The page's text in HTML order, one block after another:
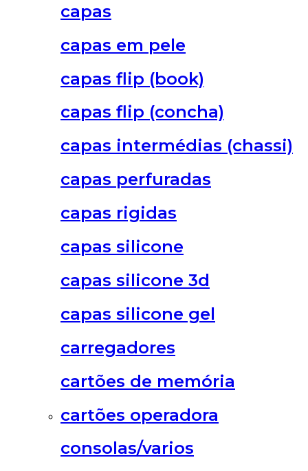
capas
capas em pele
capas flip (book)
capas flip (concha)
capas intermédias (chassi)
capas perfuradas
capas rigidas
capas silicone
capas silicone 3d
capas silicone gel
carregadores
cartões de memória
cartões operadora
consolas/varios